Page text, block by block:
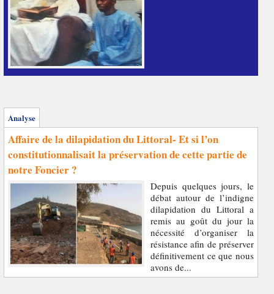
Analyse
Affaire de la dilapidation du Littoral- Et si l’on
constitutionnalisait la préservation de cette partie de
notre Foncier ?
Depuis quelques jours, le
débat autour de l’indigne
dilapidation du Littoral a
remis au goût du jour la
nécessité d’organiser la
résistance afin de préserver
définitivement ce que nous
avons de...